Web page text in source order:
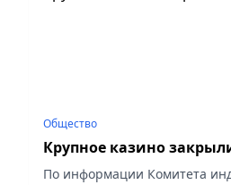
Общество
Крупное казино
По информации Комитета